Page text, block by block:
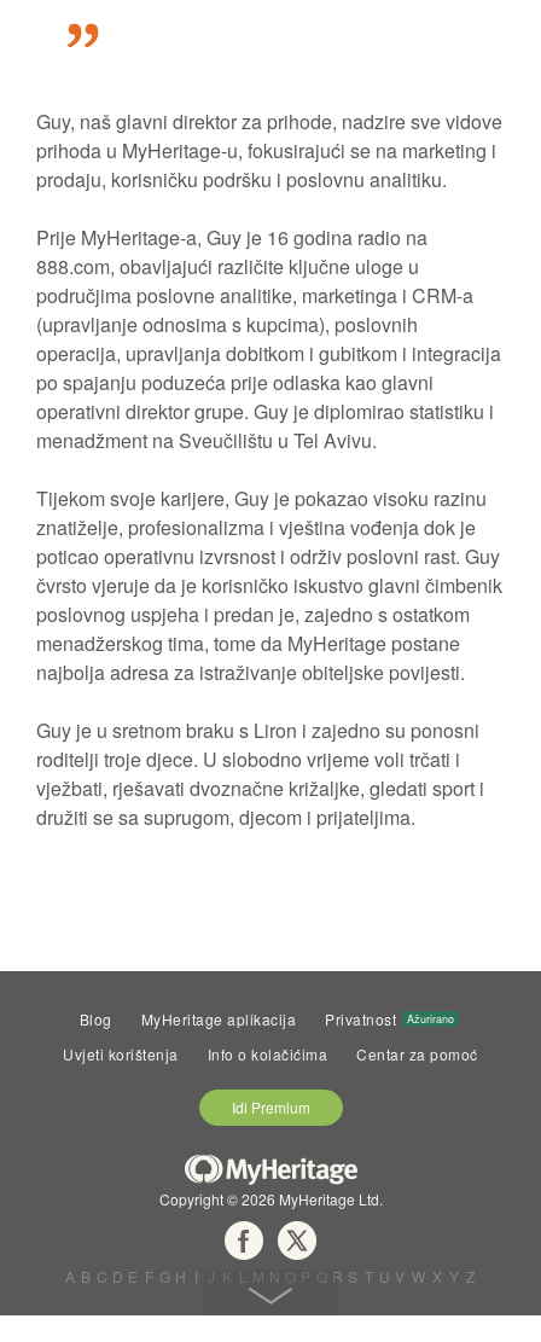
Guy, naš glavni direktor za prihode, nadzire sve vidove
prihoda u MyHeritage-u, fokusirajući se na marketing i
prodaju, korisničku podršku i poslovnu analitiku.
Prije MyHeritage-a, Guy je 16 godina radio na
888.com, obavljajući različite ključne uloge u
područjima poslovne analitike, marketinga i CRM-a
(upravljanje odnosima s kupcima), poslovnih
operacija, upravljanja dobitkom i gubitkom i integracija
po spajanju poduzeća prije odlaska kao glavni
operativni direktor grupe. Guy je diplomirao statistiku i
menadžment na Sveučilištu u Tel Avivu.
Tijekom svoje karijere, Guy je pokazao visoku razinu
znatiželje, profesionalizma i vještina vođenja dok je
poticao operativnu izvrsnost i održiv poslovni rast. Guy
čvrsto vjeruje da je korisničko iskustvo glavni čimbenik
poslovnog uspjeha i predan je, zajedno s ostatkom
menadžerskog tima, tome da MyHeritage postane
najbolja adresa za istraživanje obiteljske povijesti.
Guy je u sretnom braku s Liron i zajedno su ponosni
roditelji troje djece. U slobodno vrijeme voli trčati i
vježbati, rješavati dvoznačne križaljke, gledati sport i
družiti se sa suprugom, djecom i prijateljima.
Blog MyHeritage aplikacija Privatnost Ažurirano
Uvjeti korištenja Info o kolačićima Centar za pomoć
Idi Premium
Copyright © 2026 MyHeritage Ltd.
A B C D E F G H I J K L M N O P Q R S T U V W X Y Z